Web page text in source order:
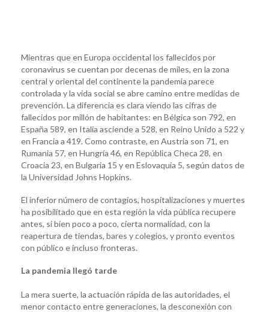
Mientras que en Europa occidental los fallecidos por
coronavirus se cuentan por decenas de miles, en la zona
central y oriental del continente la pandemia parece
controlada y la vida social se abre camino entre medidas de
prevención. La diferencia es clara viendo las cifras de
fallecidos por millón de habitantes: en Bélgica son 792, en
España 589, en Italia asciende a 528, en Reino Unido a 522 y
en Francia a 419. Como contraste, en Austria son 71, en
Rumania 57, en Hungría 46, en República Checa 28, en
Croacia 23, en Bulgaria 15 y en Eslovaquia 5, según datos de
la Universidad Johns Hopkins.
El inferior número de contagios, hospitalizaciones y muertes
ha posibilitado que en esta región la vida pública recupere
antes, si bien poco a poco, cierta normalidad, con la
reapertura de tiendas, bares y colegios, y pronto eventos
con público e incluso fronteras.
La pandemia llegó tarde
La mera suerte, la actuación rápida de las autoridades, el
menor contacto entre generaciones, la desconexión con